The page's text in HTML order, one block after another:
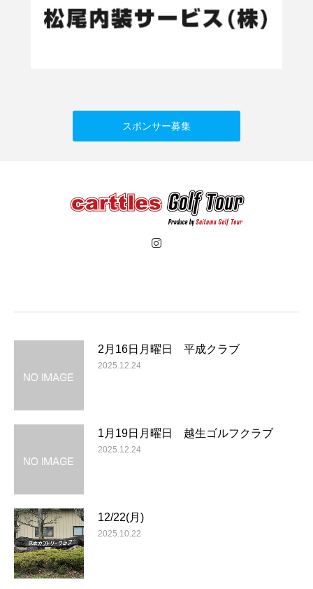
スポンサー募集
2月16日月曜日 平成クラブ
2025.12.24
1月19日月曜日 越生ゴルフクラブ
2025.12.24
12/22(月)
2025.10.22